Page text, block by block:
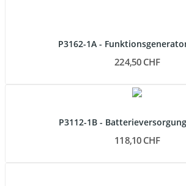
P3162-1A -
224,50 CHF
P3112-1B -
118,10 CHF